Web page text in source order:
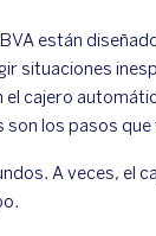
están
situaciones
el cajero
son los pasos
A veces, el